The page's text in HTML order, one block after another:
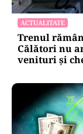
ACTUALITATE
Trenul
Călători nu
venituri și